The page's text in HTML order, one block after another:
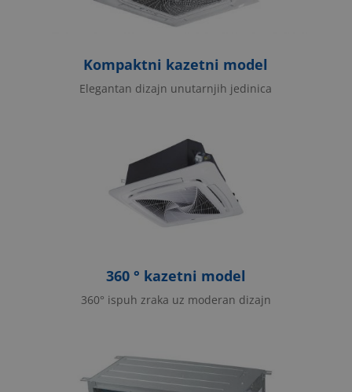
Kompaktni kazetni model
Elegantan dizajn unutarnjih jedinica
360 ° kazetni model
360° ispuh zraka uz moderan dizajn